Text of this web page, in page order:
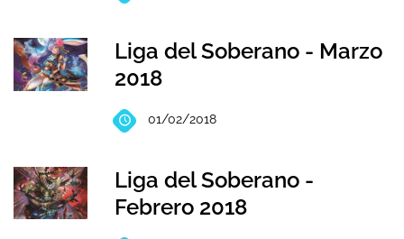
Liga del Soberano - Marzo
2018
01/02/2018
Liga del Soberano -
Febrero 2018